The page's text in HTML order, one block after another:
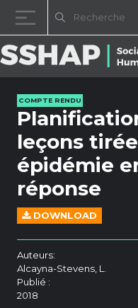
COMPTE RENDU
leçons
épidémie
réponse
DOWNLOAD
Auteurs:
Alcayna-Stevens, L.
Publié :
2018